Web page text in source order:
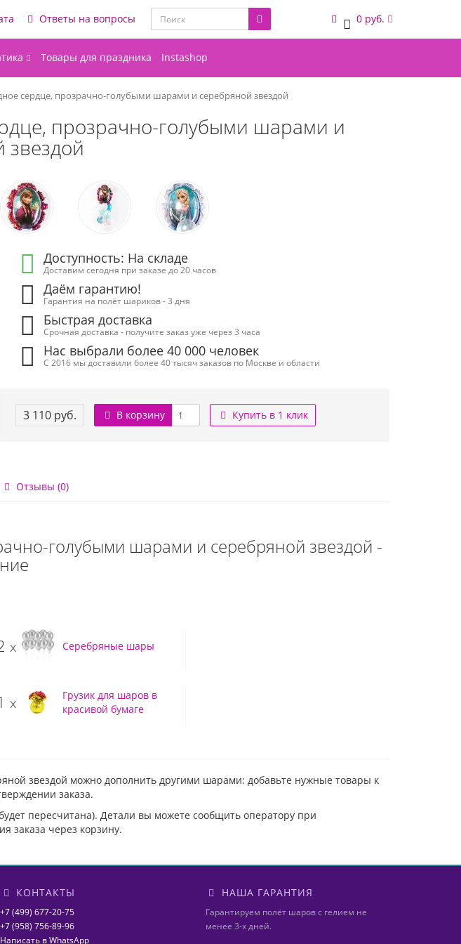
Ответы на вопросы 0 0 руб.
Товары для праздника Instashop
сердце, прозрачно-голубыми шарами и серебряной звездой
прозрачно-голубыми шарами и
звездой
Доступность: На складе
Доставим сегодня при заказе до 20 часов
Даём гарантию!
Гарантия на полёт шариков - 3 дня
Быстрая доставка
Срочная доставка - получите заказ уже через 3 часа
Нас выбрали более 40 000 человек
С 2016 мы доставили более 40 тысяч заказов по Москве и области
3 110 руб. В корзину Купить в 1 клик
Отзывы (0)
голубыми шарами и серебряной звездой -
x Серебряные шары
x
Грузик для шаров в
красивой бумаге
звездой можно дополнить другими шарами: добавьте нужные товары к
заказа.
пересчитана). Детали вы можете сообщить оператору при
заказа через корзину.
КОНТАКТЫ
+7 (499) 677-20-75
+7 (958) 756-89-96
Написать в WhatsApp
НАША ГАРАНТИЯ
Гарантируем полёт шаров с гелием не
менее 3-х дней.